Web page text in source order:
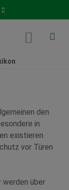
den
in
existieren
vor Türen
werden über